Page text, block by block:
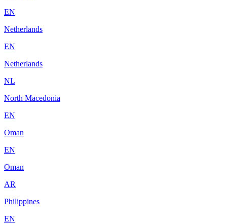
EN
Netherlands
EN
Netherlands
NL
North Macedonia
EN
Oman
EN
Oman
AR
Philippines
EN